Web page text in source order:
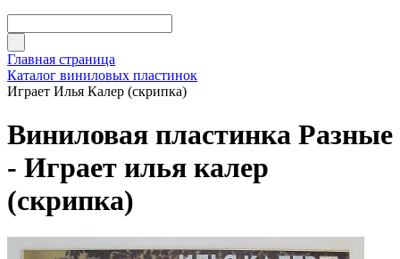
Главная страница
Каталог виниловых пластинок
Играет Илья Калер (скрипка)
Виниловая пластинка Разные
- Играет илья калер
(скрипка)